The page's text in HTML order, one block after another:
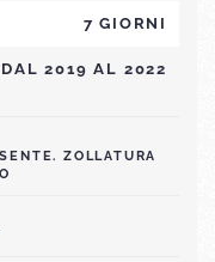
7 GIORNI
DAL 2019 AL 2022
ZOLLATURA